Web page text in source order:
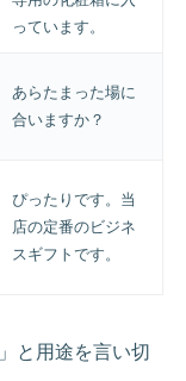
っています。
あらたまった場に
合いますか？
ぴったりです。当
店の定番のビジネ
スギフトです。
と用途を言い切